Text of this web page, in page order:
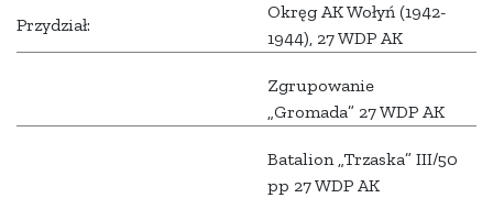
Przydział:
Okręg AK Wołyń (1942-
1944), 27 WDP AK
Zgrupowanie
„Gromada” 27 WDP AK
Batalion „Trzaska” III/50
pp 27 WDP AK